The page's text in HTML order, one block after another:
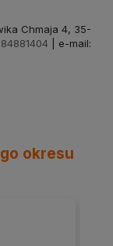
Chmaja 4, 35-
| e-mail:
okresu